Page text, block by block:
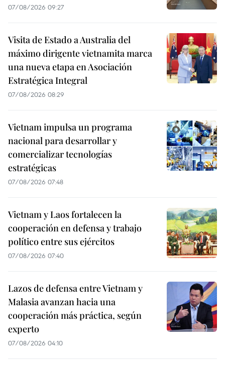
07/08/2026 09:27
Visita de Estado a Australia del
máximo dirigente vietnamita marca
una nueva etapa en Asociación
Estratégica Integral
07/08/2026 08:29
Vietnam impulsa un programa
nacional para desarrollar y
comercializar tecnologías
estratégicas
07/08/2026 07:48
Vietnam y Laos fortalecen la
cooperación en defensa y trabajo
político entre sus ejércitos
07/08/2026 07:40
Lazos de defensa entre Vietnam y
Malasia avanzan hacia una
cooperación más práctica, según
experto
07/08/2026 04:10